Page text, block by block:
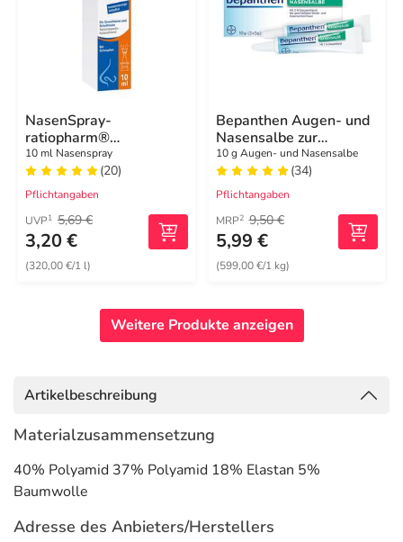
NasenSpray-
ratiopharm®
Erwachsene
10 ml Nasenspray
(20)
Pflichtangaben
UVP1 5,69 €
3,20 €
(320,00 €/1 l)
Bepanthen Augen- und
Nasensalbe zur
Förderung der
Wundheilung
10 g Augen- und Nasensalbe
(34)
Pflichtangaben
MRP2 9,50 €
5,99 €
(599,00 €/1 kg)
Weitere Produkte anzeigen
Artikelbeschreibung
Materialzusammensetzung
40% Polyamid 37% Polyamid 18% Elastan 5%
Baumwolle
Adresse des Anbieters/Herstellers